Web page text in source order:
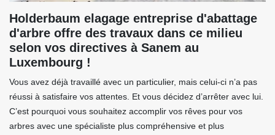
Holderbaum elagage entreprise d'abattage
d'arbre offre des travaux dans ce milieu
selon vos directives à Sanem au
Luxembourg !
Vous avez déjà travaillé avec un particulier, mais celui-ci n’a pas
réussi à satisfaire vos attentes. Et vous décidez d’arrêter avec lui.
C’est pourquoi vous souhaitez accomplir vos rêves pour vos
arbres avec une spécialiste plus compréhensive et plus